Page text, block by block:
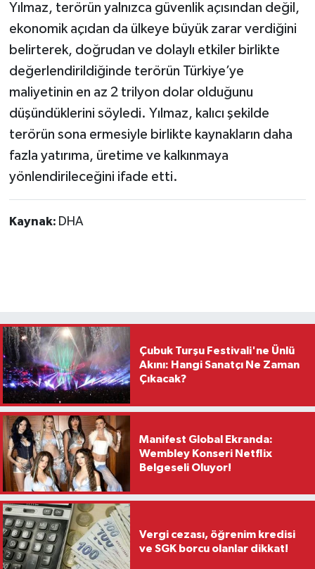
Yılmaz, terörün yalnızca güvenlik açısından değil,
ekonomik açıdan da ülkeye büyük zarar verdiğini
belirterek, doğrudan ve dolaylı etkiler birlikte
değerlendirildiğinde terörün Türkiye’ye
maliyetinin en az 2 trilyon dolar olduğunu
düşündüklerini söyledi. Yılmaz, kalıcı şekilde
terörün sona ermesiyle birlikte kaynakların daha
fazla yatırıma, üretime ve kalkınmaya
yönlendirileceğini ifade etti.
Kaynak: DHA
Çubuk Turşu Festivali'ne Ünlü
Akını: Hangi Sanatçı Ne Zaman
Çıkacak?
Manifest Global Ekranda:
Wembley Konseri Netflix
Belgeseli Oluyor!
Vergi cezası, öğrenim kredisi
ve SGK borcu olanlar dikkat!